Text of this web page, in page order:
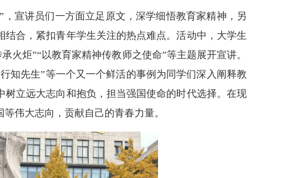
，宣讲员们一方面立足原文，深学细悟教育家精神，另
合，紧扣青年学生关注的热点难点。活动中，大学生
火炬”“以教育家精神传教师之使命”等主题展开宣讲。
知先生”等一个又一个鲜活的事例为同学们深入阐释教
立远大志向和抱负，担当强国使命的时代选择。在现
伟大志向，贡献自己的青春力量。